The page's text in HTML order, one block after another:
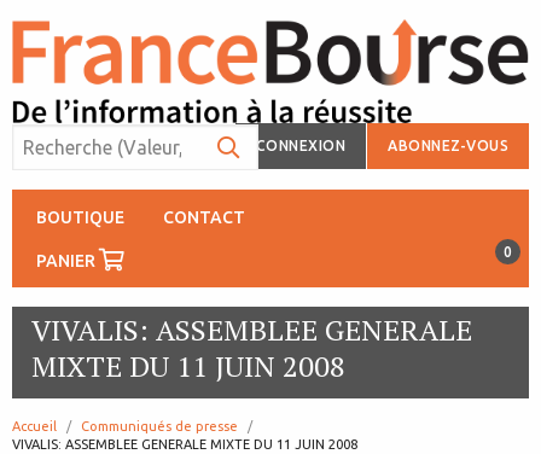
CONNEXION ABONNEZ-VOUS
BOUTIQUE CONTACT
PANIER 0
VIVALIS: ASSEMBLEE GENERALE
MIXTE DU 11 JUIN 2008
Accueil
Communiqués de presse
page:
VIVALIS: ASSEMBLEE GENERALE MIXTE DU 11 JUIN 2008